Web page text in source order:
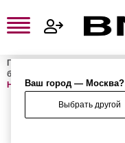
Ваш город — Москва?
Выбрать другой
Главная
белье
Набор из 3 трусов